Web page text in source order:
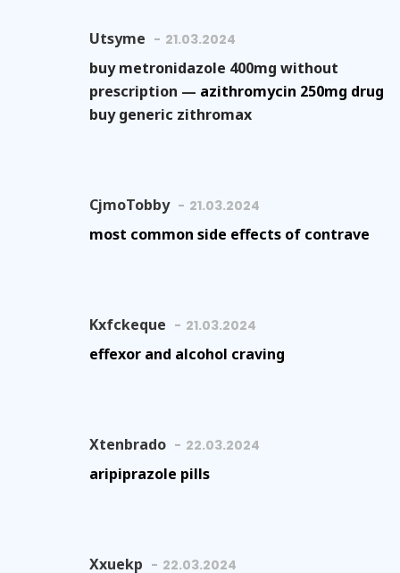
Utsyme 21.03.2024
buy metronidazole 400mg without
prescription — azithromycin 250mg drug
buy generic zithromax
CjmoTobby 21.03.2024
most common side effects of contrave
Kxfckeque 21.03.2024
effexor and alcohol craving
Xtenbrado 22.03.2024
aripiprazole pills
Xxuekp 22.03.2024